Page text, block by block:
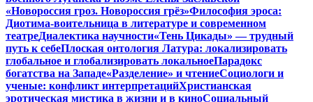
«Новороссия гроз. Новороссия грёз»Философия эроса:
Диотима-воительница в литературе и современном
театреДиалектика научности«Тень Цикады» — трудный
путь к себеПлоская онтология Латура: локализировать
глобальное и глобализировать локальноеПарадокс
богатства на Западе«Разделение» и чтениеСоциологи и
ученые: конфликт интерпретацийХристианская
эротическая мистика в жизни и в киноСоциальный